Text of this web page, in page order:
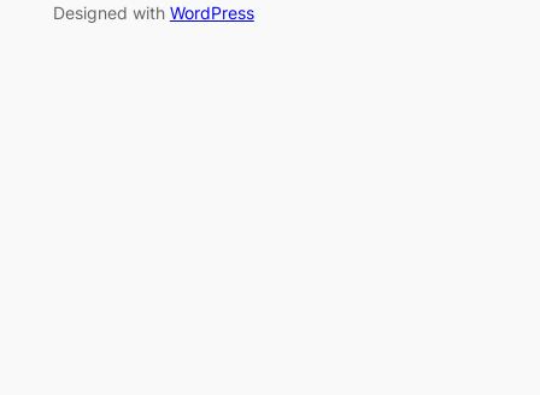
Designed with WordPress